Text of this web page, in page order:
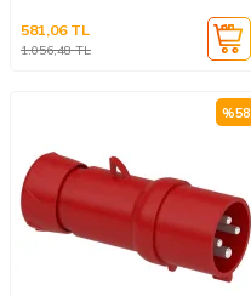
1.056,48TL
581,06TL
%58